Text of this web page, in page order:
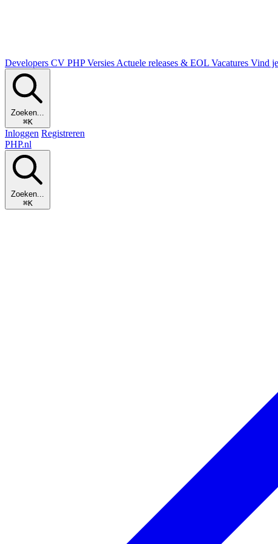
Developers CV PHP Versies Actuele releases & EOL Vacatures Vind
Zoeken...
⌘K
Inloggen Registreren
PHP.nl
Zoeken...
⌘K